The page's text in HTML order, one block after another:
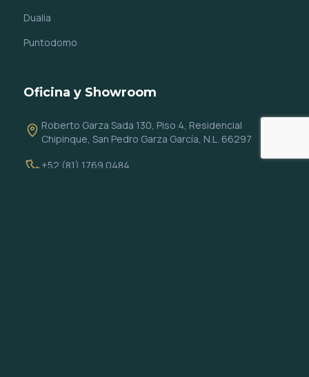
Dualia
Puntodomo
Oficina y Showroom
Roberto Garza Sada 130, Piso 4, Residencial
Chipinque, San Pedro Garza García, N.L. 66297
+52 (81) 1769 0484